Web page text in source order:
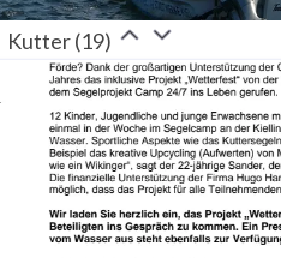
Kutter (19)